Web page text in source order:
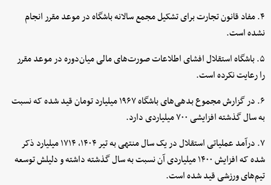
۴. مفاد قانون تجارت برای تشکیل مجمع سالانه باشگاه در موعد مقرر انجام
نشده است.
۵. باشگاه استقلال افشای اطلاعات صورت‌های مالی میان‌دوره در موعد مقرر
را رعایت نکرده است.
۶. در گزارش مجموع بدهی‌های باشگاه ۱۹۶۷ میلیارد تومان قید شده که نسبت
به سال گذشته افزایشی ۷۰۰ میلیاردی دارد.
۷. درآمد عملیاتی استقلال در یک سال منتهی به تیر ۱۴۰۴، ۱۷۱۴ میلیارد ذکر
شده که افزایش ۱۴۰۰ میلیاردی آن نسبت به سال گذشته داشته و دلیلش توسعه
تیم‌های ورزشی قید شده است‌.